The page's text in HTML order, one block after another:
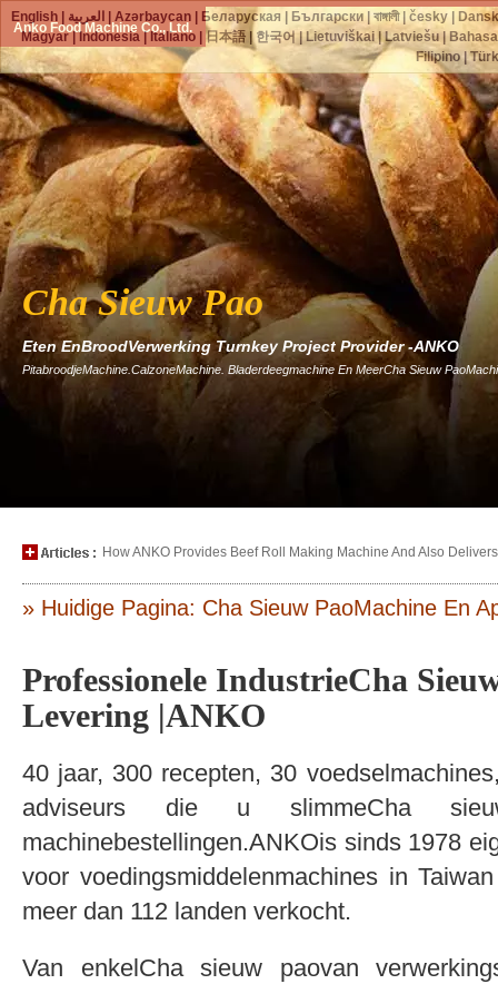
Anko Food Machine Co., Ltd.
Cha Sieuw Pao
Eten EnBroodVerwerking Turnkey Project Provider -ANKO
PitabroodjeMachine.CalzoneMachine. Bladerdeegmachine En MeerCha Sieuw
How ANKO Provides Beef Roll Making Machine And Also
» Huidige Pagina: Cha Sieuw PaoMachine En
Professionele IndustrieCha
Levering |ANKO
40 jaar, 300 recepten, 30
adviseurs die u slimmeCha
machinebestellingen.ANKOis sinds 1978
voor voedingsmiddelenmachines in
meer dan 112 landen verkocht.
Van enkelCha sieuw paovan
English العربية |Azərbaycan Беларуская Български |বাঙ্গালী|česky
Magyar|Indonesia| Italiano| 日本語|한국어|Lietuviškai|Latviešu|
Filipino|